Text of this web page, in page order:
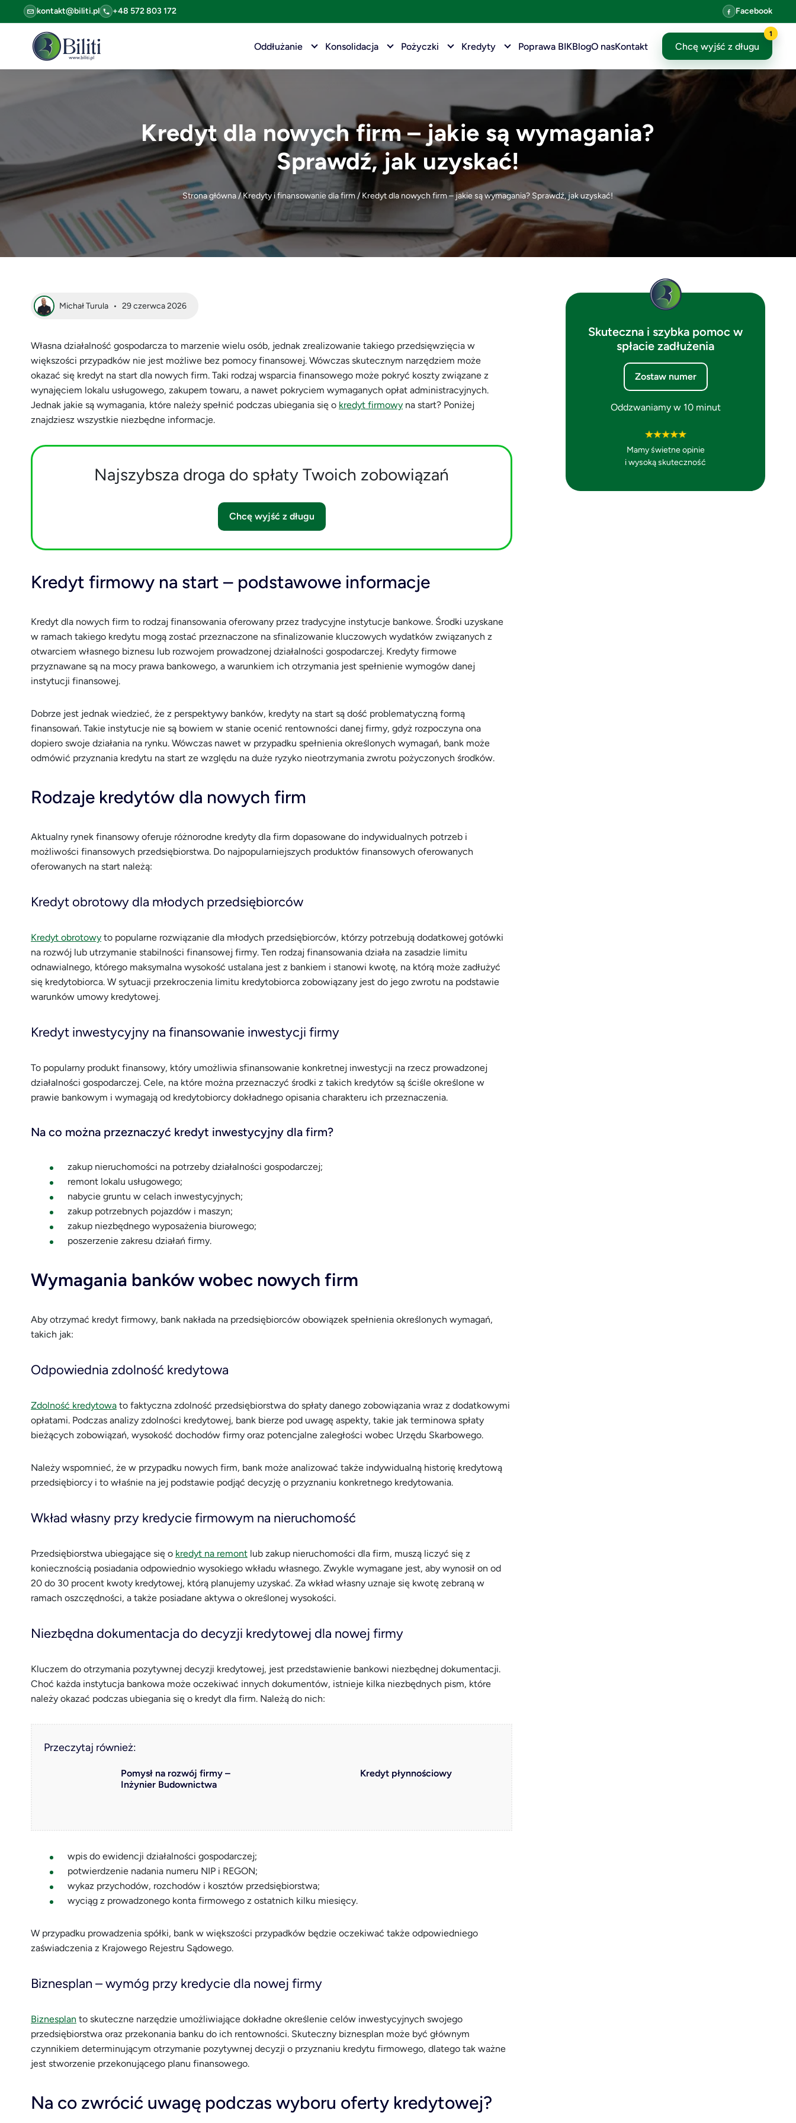
kontakt@biliti.pl +48 572 803 172 Facebook
Oddłużanie Konsolidacja Pożyczki Kredyty Poprawa BIKBlogO nasKontakt Chcę wyjść z długu
1
Kredyt dla nowych firm – jakie są wymagania?
Sprawdź, jak uzyskać!
Strona główna/Kredyty i finansowanie dla firm/Kredyt dla nowych firm – jakie są wymagania? Sprawdź, jak uzyskać!
Michał Turula • 29 czerwca 2026
Własna działalność gospodarcza to marzenie wielu osób, jednak zrealizowanie takiego przedsięwzięcia w
większości przypadków nie jest możliwe bez pomocy finansowej. Wówczas skutecznym narzędziem może
okazać się kredyt na start dla nowych firm. Taki rodzaj wsparcia finansowego może pokryć koszty związane z
wynajęciem lokalu usługowego, zakupem towaru, a nawet pokryciem wymaganych opłat administracyjnych.
Jednak jakie są wymagania, które należy spełnić podczas ubiegania się o kredyt firmowy na start? Poniżej
znajdziesz wszystkie niezbędne informacje.
Najszybsza droga do spłaty Twoich zobowiązań
Chcę wyjść z długu
Kredyt firmowy na start – podstawowe informacje
Kredyt dla nowych firm to rodzaj finansowania oferowany przez tradycyjne instytucje bankowe. Środki uzyskane
w ramach takiego kredytu mogą zostać przeznaczone na sfinalizowanie kluczowych wydatków związanych z
otwarciem własnego biznesu lub rozwojem prowadzonej działalności gospodarczej. Kredyty firmowe
przyznawane są na mocy prawa bankowego, a warunkiem ich otrzymania jest spełnienie wymogów danej
instytucji finansowej.
Dobrze jest jednak wiedzieć, że z perspektywy banków, kredyty na start są dość problematyczną formą
finansowań. Takie instytucje nie są bowiem w stanie ocenić rentowności danej firmy, gdyż rozpoczyna ona
dopiero swoje działania na rynku. Wówczas nawet w przypadku spełnienia określonych wymagań, bank może
odmówić przyznania kredytu na start ze względu na duże ryzyko nieotrzymania zwrotu pożyczonych środków.
Rodzaje kredytów dla nowych firm
Aktualny rynek finansowy oferuje różnorodne kredyty dla firm dopasowane do indywidualnych potrzeb i
możliwości finansowych przedsiębiorstwa. Do najpopularniejszych produktów finansowych oferowanych
oferowanych na start należą:
Kredyt obrotowy dla młodych przedsiębiorców
Kredyt obrotowy to popularne rozwiązanie dla młodych przedsiębiorców, którzy potrzebują dodatkowej gotówki
na rozwój lub utrzymanie stabilności finansowej firmy. Ten rodzaj finansowania działa na zasadzie limitu
odnawialnego, którego maksymalna wysokość ustalana jest z bankiem i stanowi kwotę, na którą może zadłużyć
się kredytobiorca. W sytuacji przekroczenia limitu kredytobiorca zobowiązany jest do jego zwrotu na podstawie
warunków umowy kredytowej.
Kredyt inwestycyjny na finansowanie inwestycji firmy
To popularny produkt finansowy, który umożliwia sfinansowanie konkretnej inwestycji na rzecz prowadzonej
działalności gospodarczej. Cele, na które można przeznaczyć środki z takich kredytów są ściśle określone w
prawie bankowym i wymagają od kredytobiorcy dokładnego opisania charakteru ich przeznaczenia.
Na co można przeznaczyć kredyt inwestycyjny dla firm?
zakup nieruchomości na potrzeby działalności gospodarczej;
remont lokalu usługowego;
nabycie gruntu w celach inwestycyjnych;
zakup potrzebnych pojazdów i maszyn;
zakup niezbędnego wyposażenia biurowego;
poszerzenie zakresu działań firmy.
Wymagania banków wobec nowych firm
Aby otrzymać kredyt firmowy, bank nakłada na przedsiębiorców obowiązek spełnienia określonych wymagań,
takich jak:
Odpowiednia zdolność kredytowa
Zdolność kredytowa to faktyczna zdolność przedsiębiorstwa do spłaty danego zobowiązania wraz z dodatkowymi
opłatami. Podczas analizy zdolności kredytowej, bank bierze pod uwagę aspekty, takie jak terminowa spłaty
bieżących zobowiązań, wysokość dochodów firmy oraz potencjalne zaległości wobec Urzędu Skarbowego.
Należy wspomnieć, że w przypadku nowych firm, bank może analizować także indywidualną historię kredytową
przedsiębiorcy i to właśnie na jej podstawie podjąć decyzję o przyznaniu konkretnego kredytowania.
Wkład własny przy kredycie firmowym na nieruchomość
Przedsiębiorstwa ubiegające się o kredyt na remont lub zakup nieruchomości dla firm, muszą liczyć się z
koniecznością posiadania odpowiednio wysokiego wkładu własnego. Zwykle wymagane jest, aby wynosił on od
20 do 30 procent kwoty kredytowej, którą planujemy uzyskać. Za wkład własny uznaje się kwotę zebraną w
ramach oszczędności, a także posiadane aktywa o określonej wysokości.
Niezbędna dokumentacja do decyzji kredytowej dla nowej firmy
Kluczem do otrzymania pozytywnej decyzji kredytowej, jest przedstawienie bankowi niezbędnej dokumentacji.
Choć każda instytucja bankowa może oczekiwać innych dokumentów, istnieje kilka niezbędnych pism, które
należy okazać podczas ubiegania się o kredyt dla firm. Należą do nich:
Przeczytaj również:
Pomysł na rozwój firmy –
Inżynier Budownictwa
Kredyt płynnościowy
wpis do ewidencji działalności gospodarczej;
potwierdzenie nadania numeru NIP i REGON;
wykaz przychodów, rozchodów i kosztów przedsiębiorstwa;
wyciąg z prowadzonego konta firmowego z ostatnich kilku miesięcy.
W przypadku prowadzenia spółki, bank w większości przypadków będzie oczekiwać także odpowiedniego
zaświadczenia z Krajowego Rejestru Sądowego.
Biznesplan – wymóg przy kredycie dla nowej firmy
Biznesplan to skuteczne narzędzie umożliwiające dokładne określenie celów inwestycyjnych swojego
przedsiębiorstwa oraz przekonania banku do ich rentowności. Skuteczny biznesplan może być głównym
czynnikiem determinującym otrzymanie pozytywnej decyzji o przyznaniu kredytu firmowego, dlatego tak ważne
jest stworzenie przekonującego planu finansowego.
Na co zwrócić uwagę podczas wyboru oferty kredytowej?
Skuteczna i szybka pomoc w
spłacie zadłużenia
Zostaw numer
Oddzwaniamy w 10 minut
Mamy świetne opinie
i wysoką skuteczność